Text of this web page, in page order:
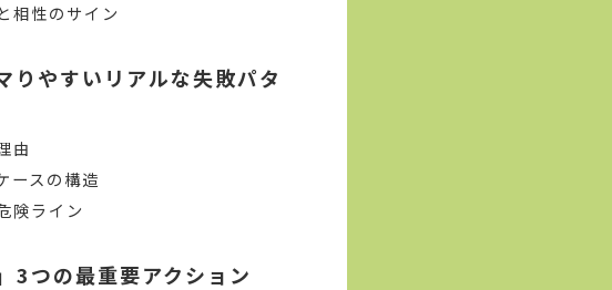
相性のサイン
りやすいリアルな失敗パタ
由
ースの構造
険ライン
3つの最重要アクション